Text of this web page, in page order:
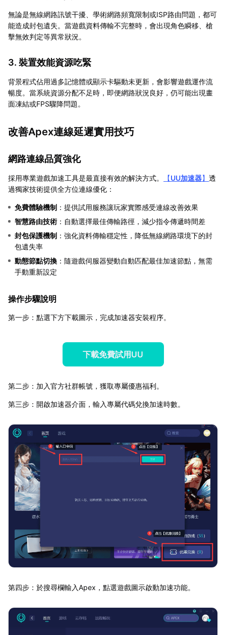
無論是無線網路訊號干擾、學術網路頻寬限制或ISP路由問題，都可
能造成封包遺失。當遊戲資料傳輸不完整時，會出現角色瞬移、槍
擊無效判定等異常狀況。
3. 裝置效能資源吃緊
背景程式佔用過多記憶體或顯示卡驅動未更新，會影響遊戲運作流
暢度。當系統資源分配不足時，即便網路狀況良好，仍可能出現畫
面凍結或FPS驟降問題。
改善Apex連線延遲實用技巧
網路連線品質強化
採用專業遊戲加速工具是最直接有效的解決方式。 【UU加速器】 透
過獨家技術提供全方位連線優化：
免費體驗機制 ：提供試用服務讓玩家實際感受連線改善效果
智慧路由技術 ：自動選擇最佳傳輸路徑，減少指令傳遞時間差
封包保護機制 ：強化資料傳輸穩定性，降低無線網路環境下的封
包遺失率
動態節點切換 ：隨遊戲伺服器變動自動匹配最佳加速節點，無需
手動重新設定
操作步驟說明
第一步：點選下方下載圖示，完成加速器安裝程序。
下載免費試用UU
第二步：加入官方社群帳號，獲取專屬優惠福利。
第三步：開啟加速器介面，輸入專屬代碼兌換加速時數。
第四步：於搜尋欄輸入Apex，點選遊戲圖示啟動加速功能。